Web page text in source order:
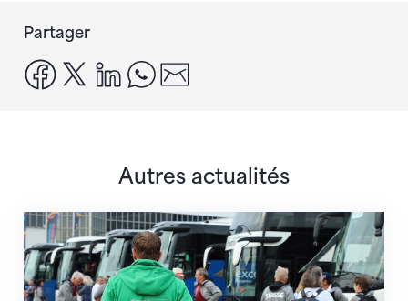
Partager
facebook
x linkedinwhatsapp
Autres actualités
Twerenbold devient le partenaire officiel de la FSG